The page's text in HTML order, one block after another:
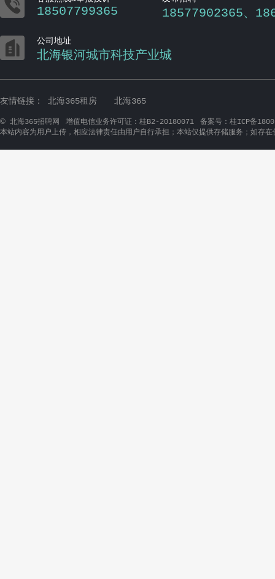
 18507799365 18577902365、
 公司地址
北海银河城市科技产业城
友情链接： 北海365租房 北海365
© 北海365招聘网 增值电信业务许可证：桂B2-20180071
备案号：桂ICP备
本站内容为用户上传，相应法律责任由用户自行承担；本站仅提供存储服务；如存